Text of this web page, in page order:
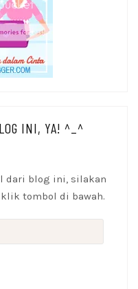
INI, YA! ^_^
dari blog ini, silakan
tombol di bawah.